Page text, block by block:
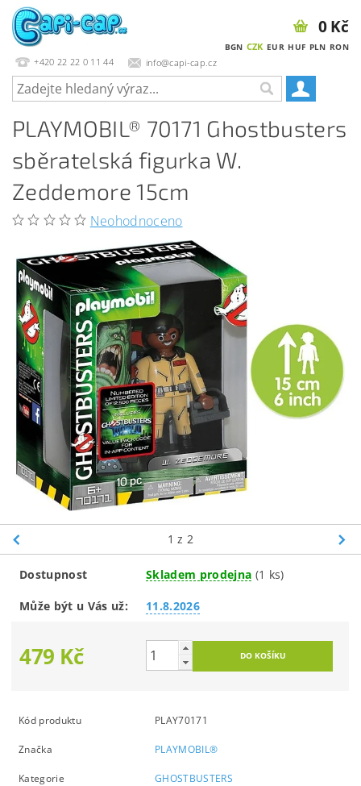
+420 22 22 0 11 44 info@capi-cap.cz
BGN CZK EUR HUF PLN RON
0 Kč
PLAYMOBIL® 70171 Ghostbusters
sběratelská figurka W.
Zeddemore 15cm
Neohodnoceno
1 z 2
Dostupnost Skladem prodejna (1 ks)
Může být u Vás už: 11.8.2026
479 Kč
Kód produktu PLAY70171
Značka PLAYMOBIL®
Kategorie GHOSTBUSTERS